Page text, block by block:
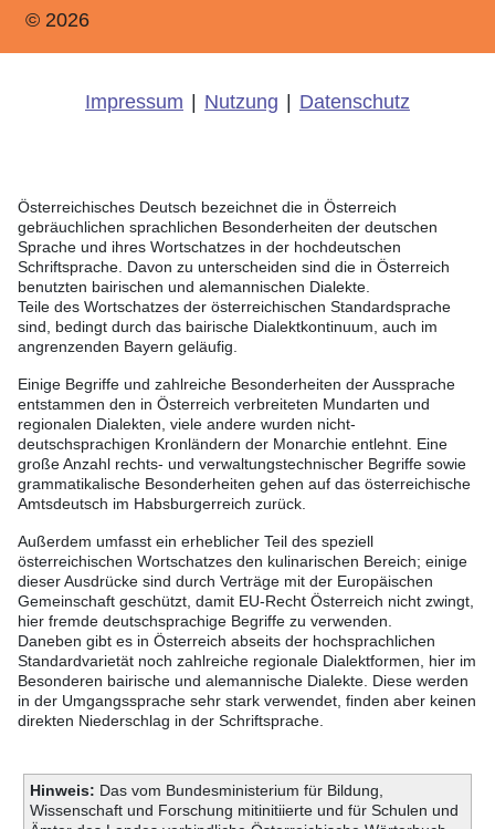
© 2026
Impressum Nutzung Datenschutz
Österreichisches Deutsch bezeichnet die in Österreich
gebräuchlichen sprachlichen Besonderheiten der deutschen
Sprache und ihres Wortschatzes in der hochdeutschen
Schriftsprache. Davon zu unterscheiden sind die in Österreich
benutzten bairischen und alemannischen Dialekte.
Teile des Wortschatzes der österreichischen Standardsprache
sind, bedingt durch das bairische Dialektkontinuum, auch im
angrenzenden Bayern geläufig.
Einige Begriffe und zahlreiche Besonderheiten der Aussprache
entstammen den in Österreich verbreiteten Mundarten und
regionalen Dialekten, viele andere wurden nicht-
deutschsprachigen Kronländern der Monarchie entlehnt. Eine
große Anzahl rechts- und verwaltungstechnischer Begriffe sowie
grammatikalische Besonderheiten gehen auf das österreichische
Amtsdeutsch im Habsburgerreich zurück.
Außerdem umfasst ein erheblicher Teil des speziell
österreichischen Wortschatzes den kulinarischen Bereich; einige
dieser Ausdrücke sind durch Verträge mit der Europäischen
Gemeinschaft geschützt, damit EU-Recht Österreich nicht zwingt,
hier fremde deutschsprachige Begriffe zu verwenden.
Daneben gibt es in Österreich abseits der hochsprachlichen
Standardvarietät noch zahlreiche regionale Dialektformen, hier im
Besonderen bairische und alemannische Dialekte. Diese werden
in der Umgangssprache sehr stark verwendet, finden aber keinen
direkten Niederschlag in der Schriftsprache.
Hinweis: Das vom Bundesministerium für Bildung,
Wissenschaft und Forschung mitinitiierte und für Schulen und